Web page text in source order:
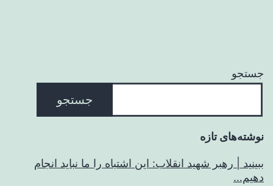
جستجو
جستجو
نوشته‌های تازه
ببینید | رهبر شهید انقلاب: این اشتباه را ما نباید انجام
دهیم…